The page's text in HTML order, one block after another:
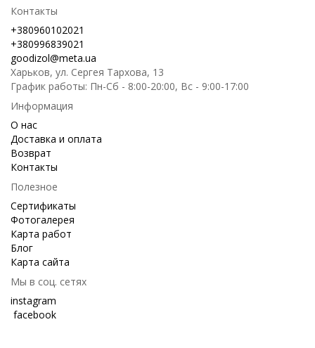
Контакты
+380960102021
+380996839021
goodizol@meta.ua
Харьков, ул. Сергея Тархова, 13
График работы: Пн-Сб - 8:00-20:00, Вс - 9:00-17:00
Информация
О нас
Доставка и оплата
Возврат
Контакты
Полезное
Сертификаты
Фотогалерея
Карта работ
Блог
Карта сайта
Мы в соц. сетях
instagram
facebook